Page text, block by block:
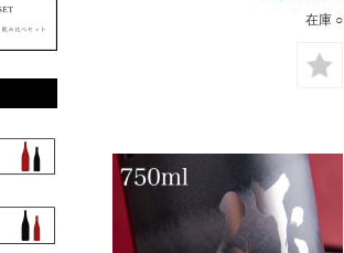
在庫 ○